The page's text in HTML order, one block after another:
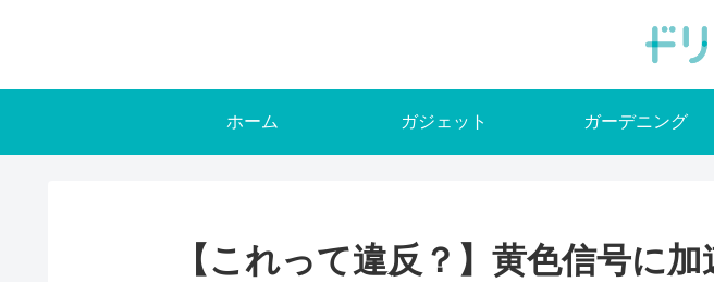
ホーム ガジェット ガーデニング
【これって違反？】黄色信号に